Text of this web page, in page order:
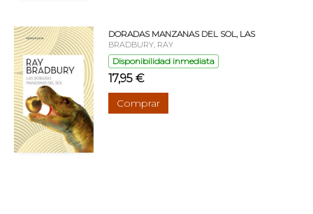
DORADAS MANZANAS DEL SOL, LAS
BRADBURY, RAY
Disponibilidad inmediata
17,95 €
Comprar